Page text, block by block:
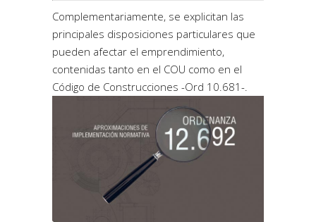
Complementariamente, se explicitan las
principales disposiciones particulares que
pueden afectar el emprendimiento,
contenidas tanto en el COU como en el
Código de Construcciones -Ord 10.681-.